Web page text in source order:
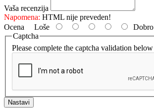
Vaša recenzija
Napomena: HTML nije preveden!
Ocena Loše
Dobro
Captcha
Please complete the captcha validation below
Nastavi